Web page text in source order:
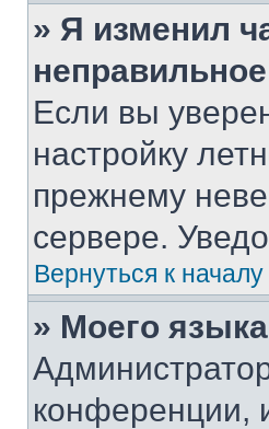
» Я изменил
Если вы
настройку
прежнему
сервере.
Вернуться к началу
» Моего
конференции,